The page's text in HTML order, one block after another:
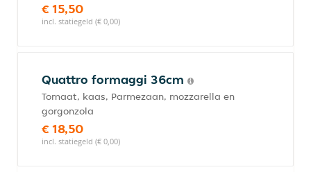
€ 15,50
incl. statiegeld (€ 0,00)
Quattro formaggi 36cm
Tomaat, kaas, Parmezaan, mozzarella en
gorgonzola
€ 18,50
incl. statiegeld (€ 0,00)